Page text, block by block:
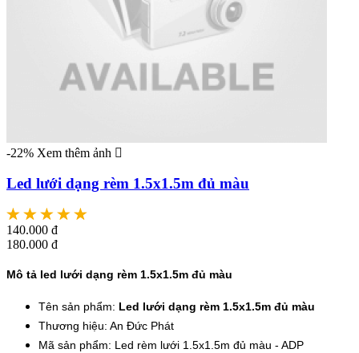
-22% Xem thêm ảnh
Led lưới dạng rèm 1.5x1.5m đủ màu
140.000 đ
180.000 đ
Mô tả led lưới dạng rèm 1.5x1.5m đủ màu
Tên sản phẩm: Led lưới dạng rèm 1.5x1.5m đủ màu
Thương hiệu: An Đức Phát
Mã sản phẩm: Led rèm lưới 1.5x1.5m đủ màu - ADP